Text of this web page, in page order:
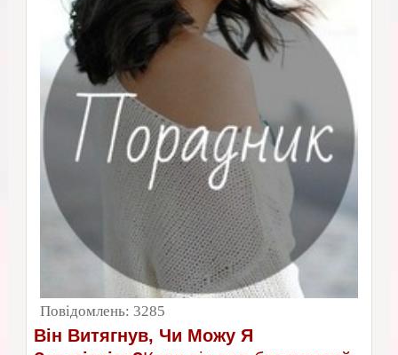
Повідомлень: 3285
Він Витягнув, Чи Можу Я